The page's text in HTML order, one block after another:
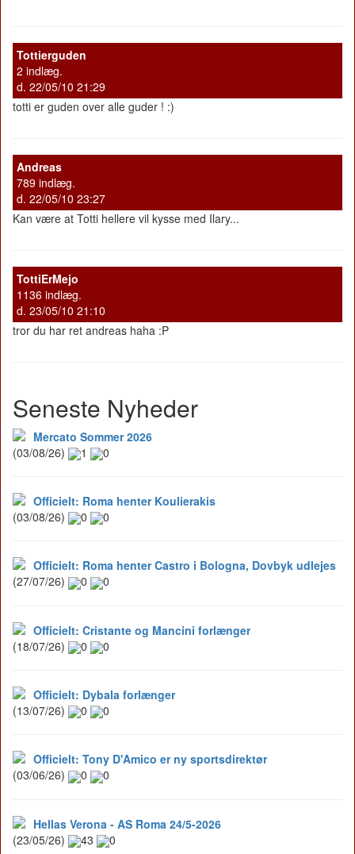
Tottierguden
2 indlæg.
d. 22/05/10 21:29
totti er guden over alle guder ! :)
Andreas
789 indlæg.
d. 22/05/10 23:27
Kan være at Totti hellere vil kysse med Ilary...
TottiErMejo
1136 indlæg.
d. 23/05/10 21:10
tror du har ret andreas haha :P
Seneste Nyheder
Mercato Sommer 2026
(03/08/26)
1 0
Officielt: Roma henter Koulierakis
(03/08/26)
0 0
Officielt: Roma henter Castro i Bologna, Dovbyk udlejes
(27/07/26)
0 0
Officielt: Cristante og Mancini forlænger
(18/07/26)
0 0
Officielt: Dybala forlænger
(13/07/26)
0 0
Officielt: Tony D'Amico er ny sportsdirektør
(03/06/26)
0 0
Hellas Verona - AS Roma 24/5-2026
(23/05/26)
43 0